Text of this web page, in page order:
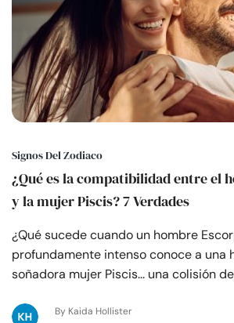
Signos Del Zodiaco
¿Qué es la compatibilidad entre el
y la mujer Piscis? 7 Verdades
¿Qué sucede cuando un hombre
profundamente intenso conoce a una
soñadora mujer Piscis... una colisión
By Kaida Hollister